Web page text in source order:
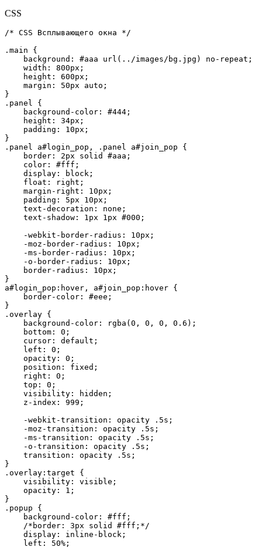
CSS
/* CSS Всплывающего окна */
.main {
    background: #aaa url(../images/bg.jpg) no-repeat;
    width: 800px;
    height: 600px;
    margin: 50px auto;
}
.panel {
    background-color: #444;
    height: 34px;
    padding: 10px;
}
.panel a#login_pop, .panel a#join_pop {
    border: 2px solid #aaa;
    color: #fff;
    display: block;
    float: right;
    margin-right: 10px;
    padding: 5px 10px;
    text-decoration: none;
    text-shadow: 1px 1px #000;
    -webkit-border-radius: 10px;
    -moz-border-radius: 10px;
    -ms-border-radius: 10px;
    -o-border-radius: 10px;
    border-radius: 10px;
}
a#login_pop:hover, a#join_pop:hover {
    border-color: #eee;
}
.overlay {
    background-color: rgba(0, 0, 0, 0.6);
    bottom: 0;
    cursor: default;
    left: 0;
    opacity: 0;
    position: fixed;
    right: 0;
    top: 0;
    visibility: hidden;
    z-index: 999;
    -webkit-transition: opacity .5s;
    -moz-transition: opacity .5s;
    -ms-transition: opacity .5s;
    -o-transition: opacity .5s;
    transition: opacity .5s;
}
.overlay:target {
    visibility: visible;
    opacity: 1;
}
.popup {
    background-color: #fff;
    /*border: 3px solid #fff;*/
    display: inline-block;
    left: 50%;